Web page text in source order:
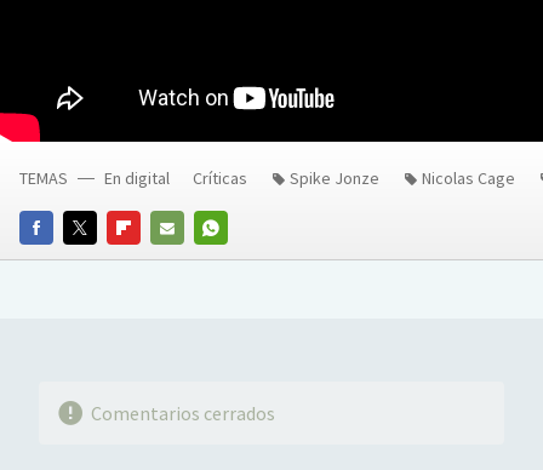
FACEBOOKTWITTERFLIPBOARD
E-
WHATSAPP
TEMAS En digital Críticas Spike Jonze Nicolas Cage
Comentarios cerrados